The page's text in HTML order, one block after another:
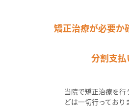
矯正治療が必要か
分割支
当院で矯正治療を
どは一切行っており